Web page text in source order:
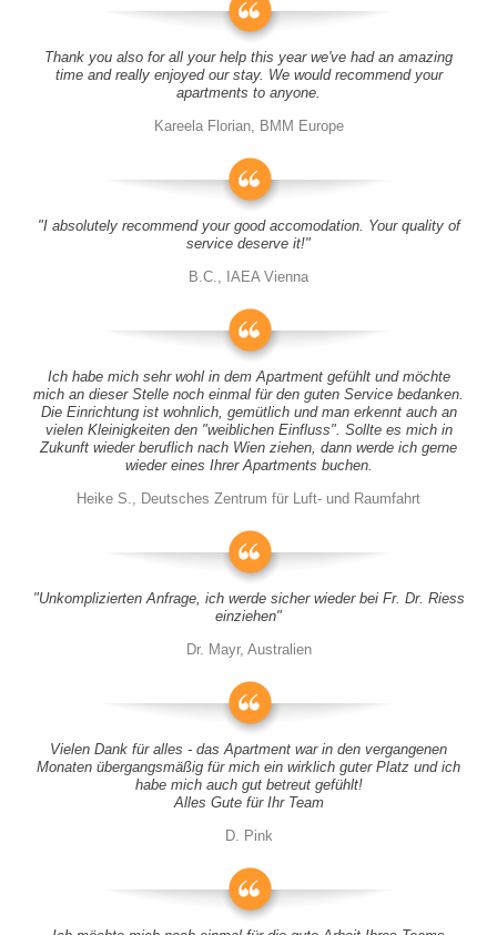
Thank you also for all your help this year we've had an amazing
time and really enjoyed our stay. We would recommend your
apartments to anyone.
Kareela Florian, BMM Europe
"I absolutely recommend your good accomodation. Your quality of
service deserve it!"
B.C., IAEA Vienna
Ich habe mich sehr wohl in dem Apartment gefühlt und möchte
mich an dieser Stelle noch einmal für den guten Service bedanken.
Die Einrichtung ist wohnlich, gemütlich und man erkennt auch an
vielen Kleinigkeiten den "weiblichen Einfluss". Sollte es mich in
Zukunft wieder beruflich nach Wien ziehen, dann werde ich gerne
wieder eines Ihrer Apartments buchen.
Heike S., Deutsches Zentrum für Luft- und Raumfahrt
"Unkomplizierten Anfrage, ich werde sicher wieder bei Fr. Dr. Riess
einziehen"
Dr. Mayr, Australien
Vielen Dank für alles - das Apartment war in den vergangenen
Monaten übergangsmäßig für mich ein wirklich guter Platz und ich
habe mich auch gut betreut gefühlt!
Alles Gute für Ihr Team
D. Pink